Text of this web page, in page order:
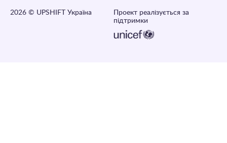
2026 © UPSHIFT Україна
Проект реалізується за
підтримки